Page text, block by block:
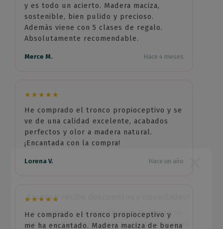
y es todo un acierto. Madera maciza,
sostenible, bien pulido y precioso.
Además viene con 5 clases de regalo.
Absolutamente recomendable.
Merce M. Hace 4 meses
★★★★★
He comprado el tronco propioceptivo y se
ve de una calidad excelente, acabados
perfectos y olor a madera natural.
¡Encantada con la compra!
Lorena V. Hace un año
★★★★★
He comprado el tronco propioceptivo y
me ha encantado. Madera maciza de buena
¡Únete y recibe descuentos y novedades!
Suscríbete a la newsletter y te damos tu
código de descuento para tu primera compra.